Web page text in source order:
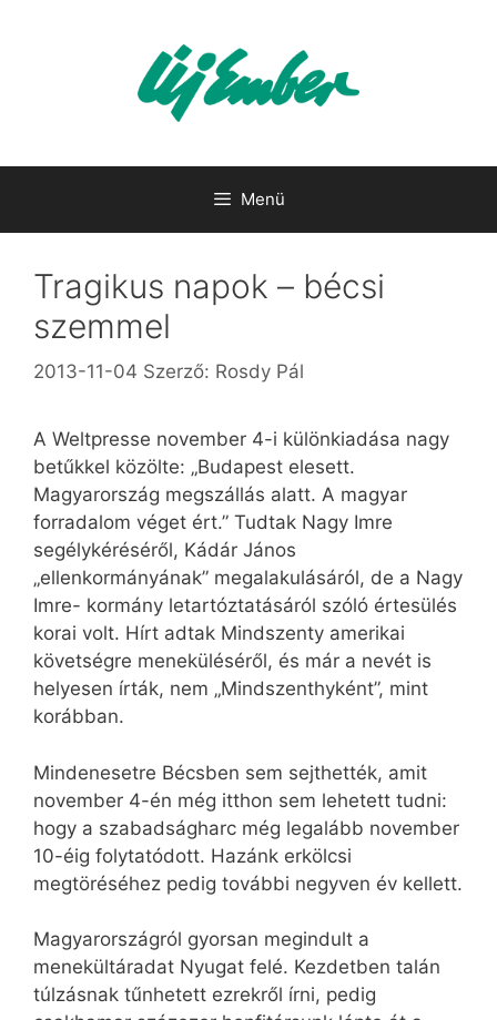
Menü
Tragikus napok – bécsi
szemmel
2013-11-04 Szerző: Rosdy Pál
A Weltpresse november 4-i különkiadása nagy
betűkkel közölte: „Budapest elesett.
Magyarország megszállás alatt. A magyar
forradalom véget ért.” Tudtak Nagy Imre
segélykéréséről, Kádár János
„ellenkormányának” megalakulásáról, de a Nagy
Imre- kormány letartóztatásáról szóló értesülés
korai volt. Hírt adtak Mindszenty amerikai
követségre meneküléséről, és már a nevét is
helyesen írták, nem „Mindszenthyként”, mint
korábban.
Mindenesetre Bécsben sem sejthették, amit
november 4-én még itthon sem lehetett tudni:
hogy a szabadságharc még legalább november
10-éig folytatódott. Hazánk erkölcsi
megtöréséhez pedig további negyven év kellett.
Magyarországról gyorsan megindult a
menekültáradat Nyugat felé. Kezdetben talán
túlzásnak tűnhetett ezrekről írni, pedig